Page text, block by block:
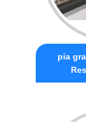
pia